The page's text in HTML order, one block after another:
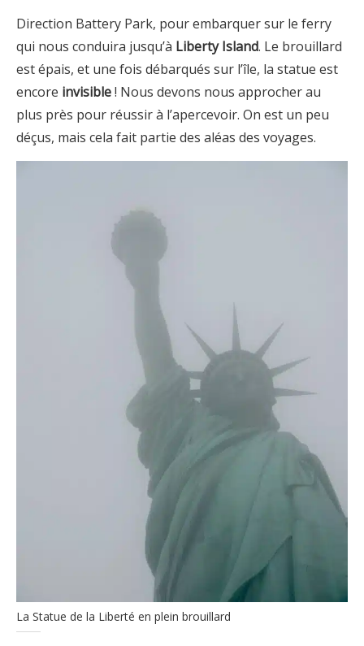
Direction Battery Park, pour embarquer sur le ferry
qui nous conduira jusqu’à Liberty Island. Le brouillard
est épais, et une fois débarqués sur l’île, la statue est
encore invisible! Nous devons nous approcher au
plus près pour réussir à l’apercevoir. On est un peu
déçus, mais cela fait partie des aléas des voyages.
La Statue de la Liberté en plein brouillard